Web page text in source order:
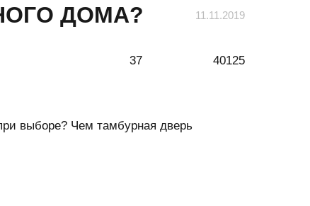
11.11.2019
ДОМА?
37 40125
выборе? Чем тамбурная дверь